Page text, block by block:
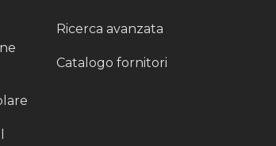
Ricerca avanzata
Catalogo fornitori